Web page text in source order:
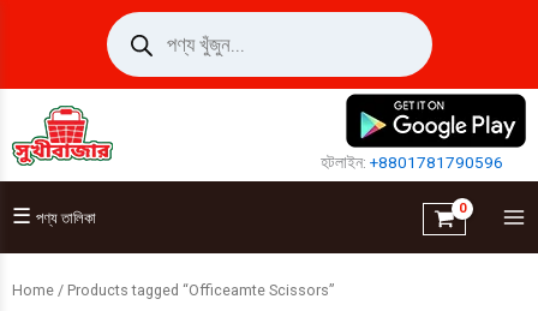
Products
search
হটলাইন:+8801781790596
☰ পণ্য তালিকা
Home / Products tagged “Officeamte Scissors”